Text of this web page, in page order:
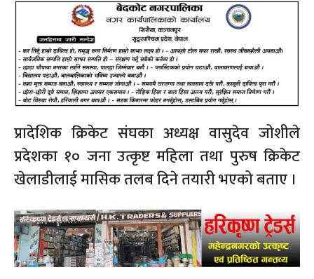
प्रादेशिक क्रिकेट संघका अध्यक्ष वासुदेव जोशीले
प्रदेशका १० जना उत्कृष्ट महिला तथा पुरुष क्रिकेट
खेलाडीलाई मासिक तलब दिने तयारी भएको बताए ।